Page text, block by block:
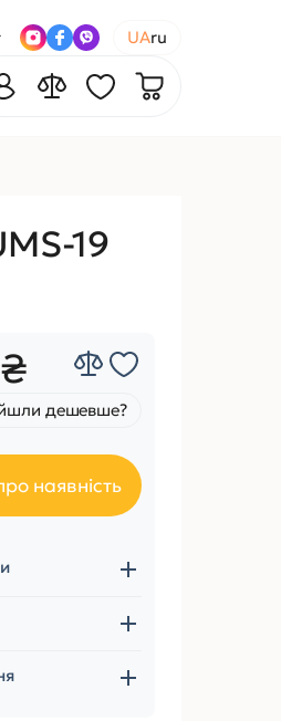
UAru
19
дешевше?
наявність